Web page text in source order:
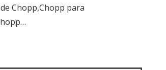
Chopp,Chopp para